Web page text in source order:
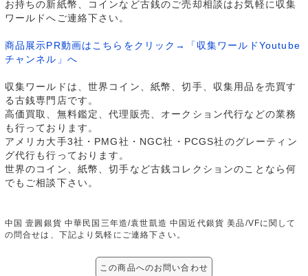
お持ちの新紙幣、コインなど古銭のご売却相談はお気軽に収集
ワールドへご連絡下さい。
商品展示PR動画はこちらをクリック→「収集ワールドYoutube
チャンネル」へ
収集ワールドは、世界コイン、紙幣、切手、収集用品を売買す
る古銭専門店です。
高価買取、無料鑑定、代理販売、オークション代行などの業務
も行っております。
アメリカ大手3社・PMG社・NGC社・PCGS社のグレーティン
グ代行も行っております。
世界のコイン、紙幣、切手など古銭コレクションのことなら何
でもご相談下さい。
中国 壹圓銀貨 中華民国三年造/袁世凱造 中国近代銀貨 美品/VFに関して
の問合せは、下記より気軽にご連絡下さい。
この商品へのお問い合わせ